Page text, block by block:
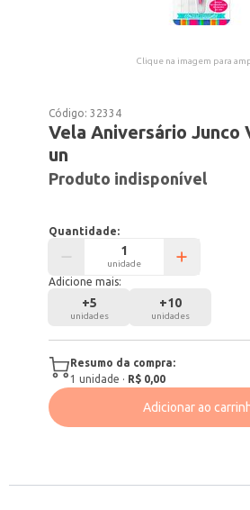
Clique na imagem para
Código:32334
Vela Aniversário Junco
un
Produto indisponível
Quantidade:
unidade
Adicione mais:
+5
unidades
+10
unidades
Resumo da compra:
1 unidade · R$ 0,00
Adicionar ao